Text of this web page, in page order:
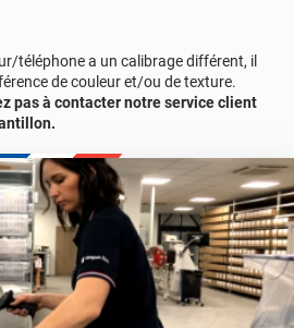
téléphone a un calibrage différent, il
de couleur et/ou de texture.
pas à contacter notre service client